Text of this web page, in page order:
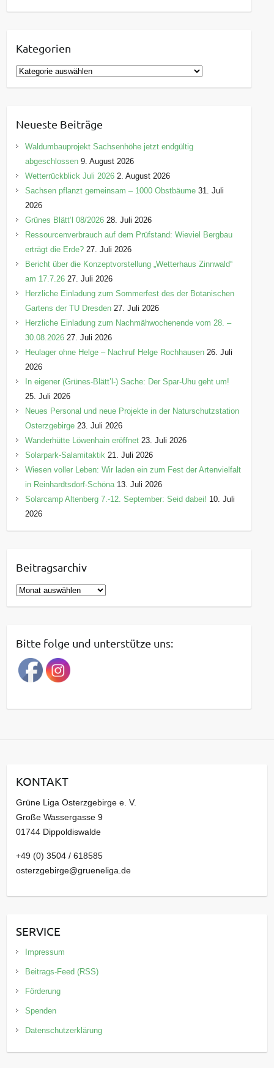
Kategorien
K
a
g
o
i
e
Neueste Beiträge
Waldumbauprojekt Sachsenhöhe jetzt endgültig
abgeschlossen 9. August 2026
Wetterrückblick Juli 2026 2. August 2026
Sachsen pflanzt gemeinsam – 1000 Obstbäume 31. Juli
2026
Grünes Blätt’l 08/2026 28. Juli 2026
Ressourcenverbrauch auf dem Prüfstand: Wieviel Bergbau
erträgt die Erde? 27. Juli 2026
Bericht über die Konzeptvorstellung „Wetterhaus Zinnwald“
am 17.7.26 27. Juli 2026
Herzliche Einladung zum Sommerfest des der Botanischen
Gartens der TU Dresden 27. Juli 2026
Herzliche Einladung zum Nachmähwochenende vom 28. –
30.08.2026 27. Juli 2026
Heulager ohne Helge – Nachruf Helge Rochhausen 26. Juli
2026
In eigener (Grünes-Blätt’l-) Sache: Der Spar-Uhu geht um!
25. Juli 2026
Neues Personal und neue Projekte in der Naturschutzstation
Osterzgebirge 23. Juli 2026
Wanderhütte Löwenhain eröffnet 23. Juli 2026
Solarpark-Salamitaktik 21. Juli 2026
Wiesen voller Leben: Wir laden ein zum Fest der Artenvielfalt
in Reinhardtsdorf-Schöna 13. Juli 2026
Solarcamp Altenberg 7.-12. September: Seid dabei! 10. Juli
2026
Beitragsarchiv
B
e
r
a
g
a
v
Bitte folge und unterstütze uns:
KONTAKT
Grüne Liga Osterzgebirge e. V.
Große Wassergasse 9
01744 Dippoldiswalde
+49 (0) 3504 / 618585
osterzgebirge@grueneliga.de
SERVICE
Impressum
Beitrags-Feed (RSS)
Förderung
Spenden
Datenschutzerklärung